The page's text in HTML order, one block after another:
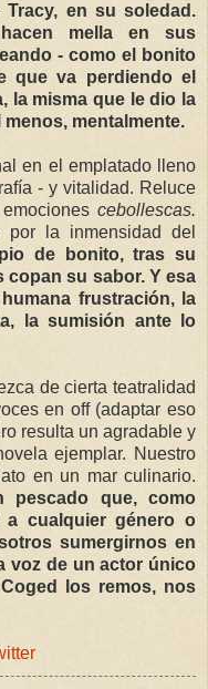
en su soledad.
hacen mella en sus
- como el bonito
que va perdiendo el
la misma que le dio la
mentalmente.
en el emplatado lleno
- y vitalidad. Reluce
cebollescas.
la inmensidad del
de bonito, tras su
copan su sabor. Y esa
frustración, la
la sumisión ante lo
de cierta teatralidad
en off (adaptar eso
resulta un agradable y
ejemplar. Nuestro
en un mar culinario.
pescado que, como
a cualquier género o
sumergirnos en
voz de un actor único
los remos, nos